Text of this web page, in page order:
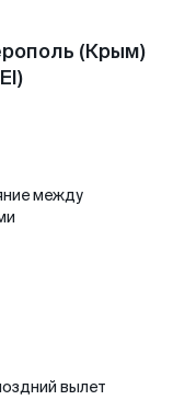
(Крым)
между
вылет